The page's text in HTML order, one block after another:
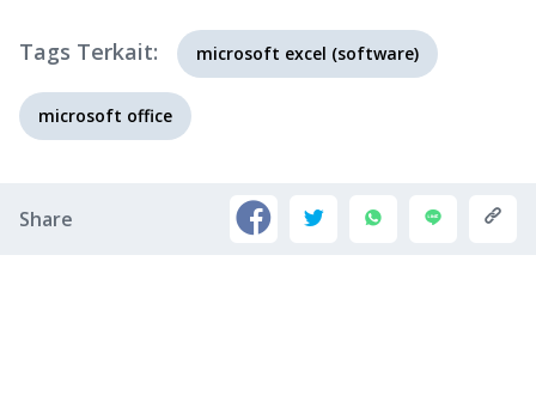
Tags Terkait: microsoft excel (software)
microsoft office
Share